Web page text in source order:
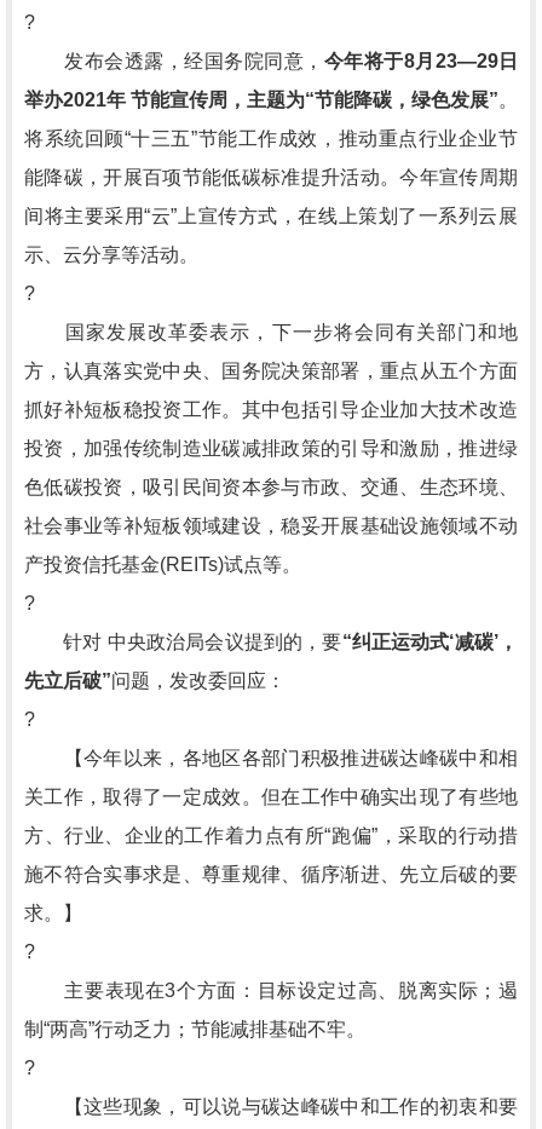
?
发布会透露，经国务院同意， 今年将于8月23—29日
举办2021年 节能宣传周，主题为“节能降碳，绿色发展”。
将系统回顾“十三五”节能工作成效，推动重点行业企业节
能降碳，开展百项节能低碳标准提升活动。今年宣传周期
间将主要采用“云”上宣传方式，在线上策划了一系列云展
示、云分享等活动。
?
国家发展改革委表示，下一步将会同有关部门和地
方，认真落实党中央、国务院决策部署，重点从五个方面
抓好补短板稳投资工作。其中包括引导企业加大技术改造
投资，加强传统制造业碳减排政策的引导和激励，推进绿
色低碳投资，吸引民间资本参与市政、交通、生态环境、
社会事业等补短板领域建设，稳妥开展基础设施领域不动
产投资信托基金(REITs)试点等。
?
针对 中央政治局会议提到的，要“纠正运动式‘减碳’，
先立后破”问题，发改委回应：
?
【今年以来，各地区各部门积极推进碳达峰碳中和相
关工作，取得了一定成效。但在工作中确实出现了有些地
方、行业、企业的工作着力点有所“跑偏”，采取的行动措
施不符合实事求是、尊重规律、循序渐进、先立后破的要
求。】
?
主要表现在3个方面：目标设定过高、脱离实际；遏
制“两高”行动乏力；节能减排基础不牢。
?
【这些现象，可以说与碳达峰碳中和工作的初衷和要